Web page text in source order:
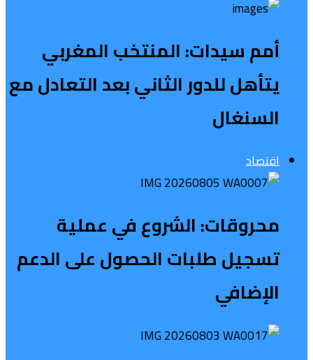
أمم سيدات: المنتخب المغربي
يتأهل للدور الثاني بعد التعادل مع
السنغال
اقتصاد
محروقات: الشروع في عملية
تسجيل طلبات الحصول على الدعم
الإضافي